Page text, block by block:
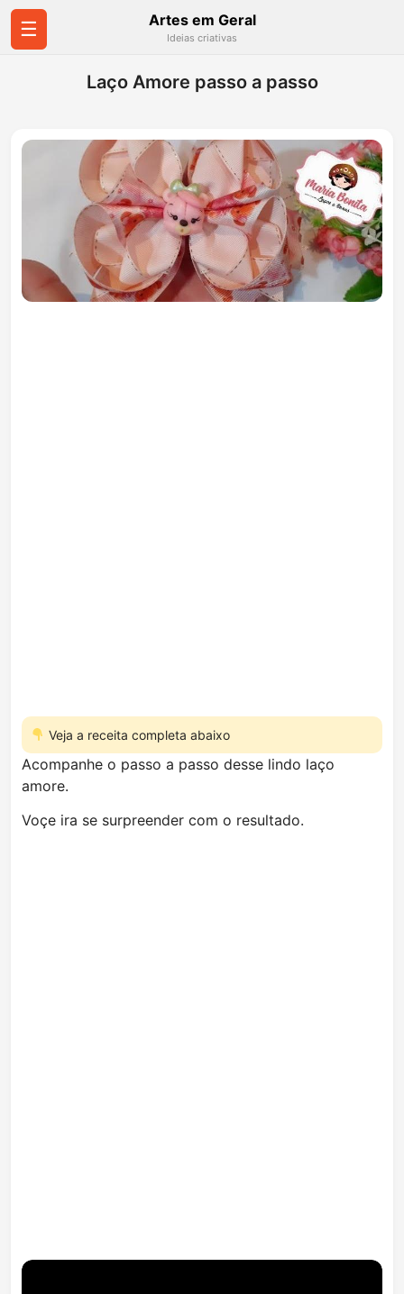
☰ Artes em Geral
Ideias criativas
Laço Amore passo a passo
Veja a receita completa abaixo
Acompanhe o passo a passo desse lindo laço
amore.
Voçe ira se surpreender com o resultado.